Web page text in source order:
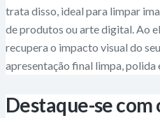
trata disso, ideal para limpar
de produtos ou arte digital. Ao
recupera o impacto visual do
apresentação final limpa, polida
Destaque-se com